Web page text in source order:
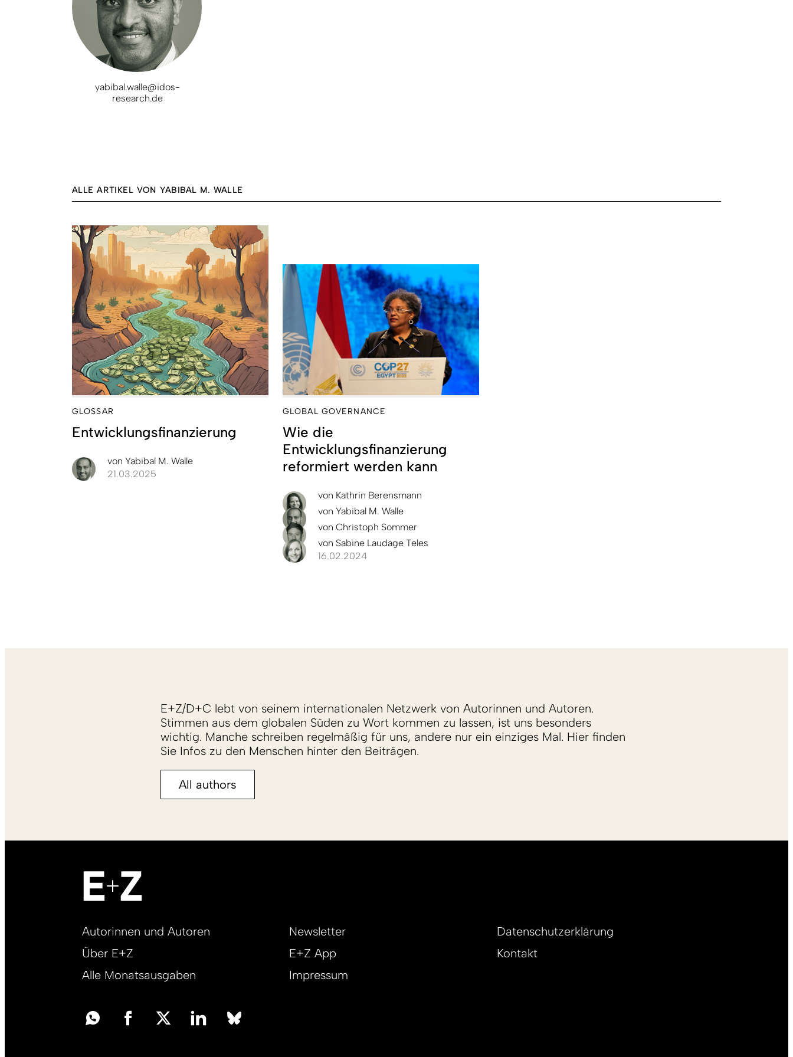
yabibal.walle@idos-
research.de
ALLE ARTIKEL VON YABIBAL M. WALLE
GLOSSAR
Entwicklungsfinanzierung
von Yabibal M. Walle
21.03.2025
GLOBAL GOVERNANCE
Wie die
Entwicklungsfinanzierung
reformiert werden kann
von Kathrin Berensmann
von Yabibal M. Walle
von Christoph Sommer
von Sabine Laudage Teles
16.02.2024
E+Z/D+C lebt von seinem internationalen Netzwerk von Autorinnen und Autoren.
Stimmen aus dem globalen Süden zu Wort kommen zu lassen, ist uns besonders
wichtig. Manche schreiben regelmäßig für uns, andere nur ein einziges Mal. Hier finden
Sie Infos zu den Menschen hinter den Beiträgen.
All authors
Footer
DE
Autorinnen und Autoren Newsletter
Datenschutzerklärung
Über E+Z
E+Z App
Kontakt
Alle Monatsausgaben
Impressum